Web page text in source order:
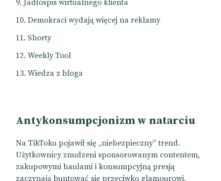
Jadłospis wirtualnego klienta
Demokraci wydają więcej na reklamy
Shorty
Weekly Tool
Wiedza z bloga
Antykonsumpcjonizm w natarciu
Na TikToku pojawił się „niebezpieczny” trend.
Użytkownicy znudzeni sponsorowanym contentem,
zakupowymi haulami i konsumpcyjną presją
zaczynają buntować się przeciwko glamourowi.